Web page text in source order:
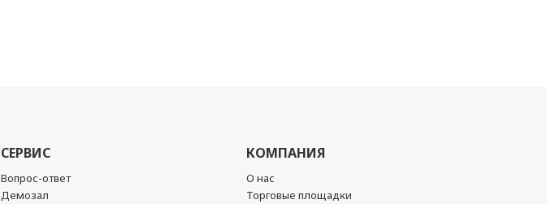
СЕРВИС
Вопрос-ответ
Демозал
КОМПАНИЯ
О нас
Торговые площадки